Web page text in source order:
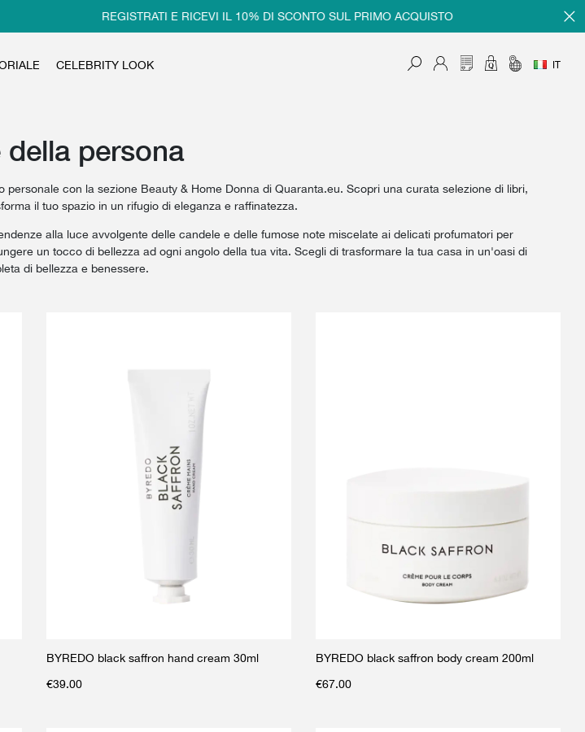
REGISTRATI E RICEVI IL 10% DI SCONTO SUL PRIMO ACQUISTO
CELEBRITY LOOK IT
della persona
personale con la sezione Beauty & Home Donna di Quaranta.eu. Scopri una curata selezione di libri,
il tuo spazio in un rifugio di eleganza e raffinatezza.
alla luce avvolgente delle candele e delle fumose note miscelate ai delicati profumatori per
un tocco di bellezza ad ogni angolo della tua vita. Scegli di trasformare la tua casa in un'oasi di
di bellezza e benessere.
BYREDO black saffron hand cream 30ml
€39.00
BYREDO black saffron body cream 200ml
€67.00